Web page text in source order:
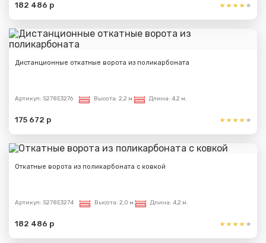
182 486 р
Дистанционные откатные ворота из поликарбоната
Артикул: S278E3276 Высота: 2,2 м. Длина: 4,2 м.
175 672 р
Откатные ворота из поликарбоната с ковкой
Артикул: S278E3274 Высота: 2,0 м. Длина: 4,2 м.
182 486 р